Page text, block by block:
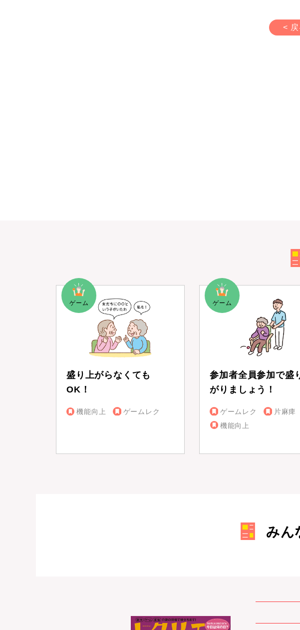
< 戻
盛り上がらなくても
OK！
機能向上 ゲームレク
参加者全員参加で盛
がりましょう！
ゲームレク
片麻痺
機能向上
みん